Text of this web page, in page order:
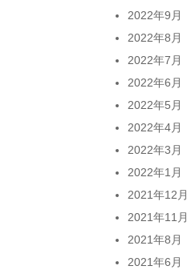
2022年9月
2022年8月
2022年7月
2022年6月
2022年5月
2022年4月
2022年3月
2022年1月
2021年12月
2021年11月
2021年8月
2021年6月